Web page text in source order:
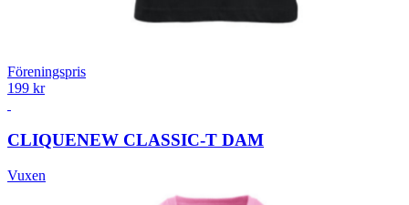
Föreningspris
199 kr
CLIQUENEW CLASSIC-T DAM
Vuxen